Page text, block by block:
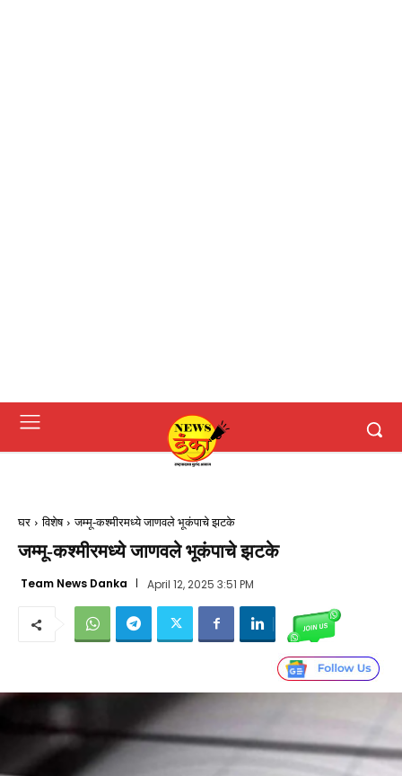
घर विशेष जम्मू-कश्मीरमध्ये जाणवले भूकंपाचे झटके
जम्मू-कश्मीरमध्ये जाणवले भूकंपाचे झटके
Team News Danka April 12, 2025 3:51 PM